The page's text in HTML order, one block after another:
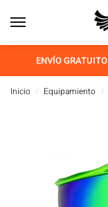
ENVÍO
Inicio / Equipamiento /